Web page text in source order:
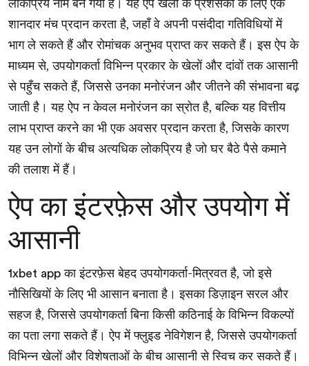
शानदार मंच प्रदान करता है, जहाँ वे अपनी पसंदीदा गतिविधियों में
भाग ले सकते हैं और रोमांचक अनुभव प्राप्त कर सकते हैं। इस ऐप के
माध्यम से, उपयोगकर्ता विभिन्न प्रकार के खेलों और दांवों तक आसानी
से पहुँच सकते हैं, जिससे उनका मनोरंजन और जीतने की संभावना बढ़
जाती है। यह ऐप न केवल मनोरंजन का स्रोत है, बल्कि यह वित्तीय
लाभ प्राप्त करने का भी एक अवसर प्रदान करता है, जिसके कारण
यह उन लोगों के बीच अत्यधिक लोकप्रिय है जो घर बैठे पैसे कमाने
की तलाश में हैं।
ऐप का इंटरफ़ेस और उपयोग में
आसानी
1xbet app का इंटरफ़ेस बेहद उपयोगकर्ता-मित्रवत है, जो इसे
नौसिखियों के लिए भी आसान बनाता है। इसका डिज़ाइन सरल और
सहज है, जिससे उपयोगकर्ता बिना किसी कठिनाई के विभिन्न विकल्पों
का पता लगा सकते हैं। ऐप में फ्लुइड नेविगेशन है, जिससे उपयोगकर्ता
विभिन्न खेलों और विशेषताओं के बीच आसानी से स्विच कर सकते हैं।